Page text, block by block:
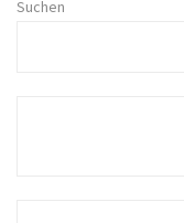
Suchen